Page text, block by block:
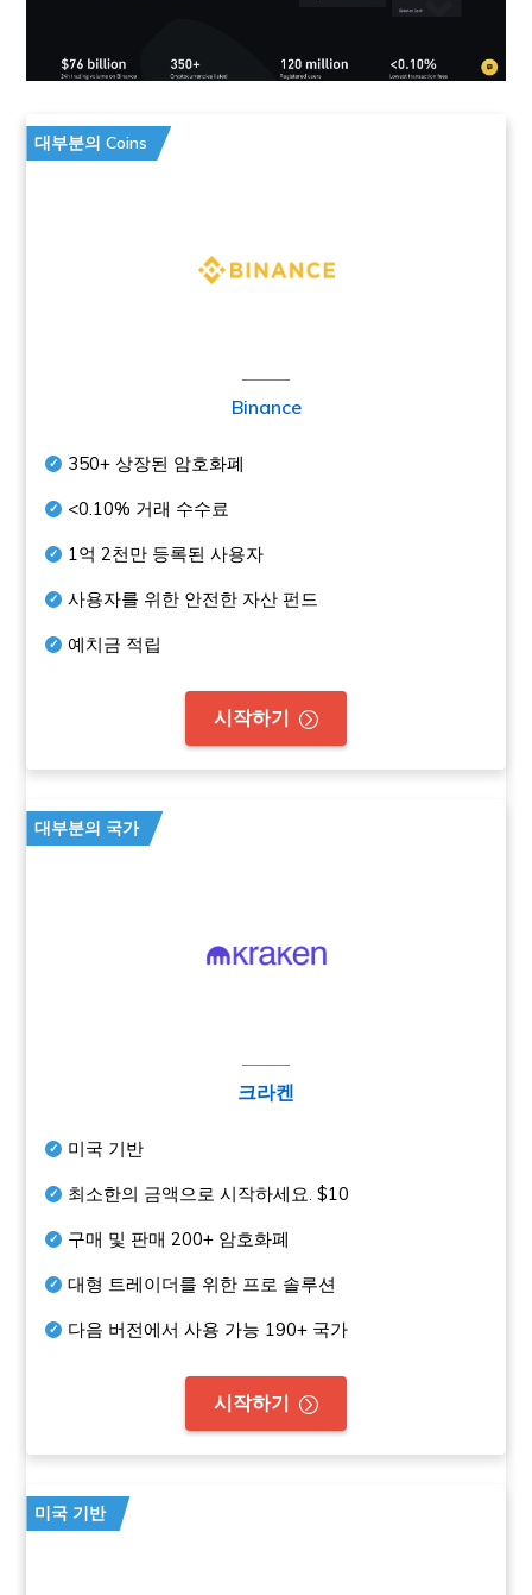
대부분의 Coins
Binance
350+ 상장된 암호화폐
<0.10% 거래 수수료
1억 2천만 등록된 사용자
사용자를 위한 안전한 자산 펀드
예치금 적립
시작하기
대부분의 국가
크라켄
미국 기반
최소한의 금액으로 시작하세요.$10
구매 및 판매200+ 암호화폐
대형 트레이더를 위한 프로 솔루션
다음 버전에서 사용 가능 190+ 국가
시작하기
미국 기반